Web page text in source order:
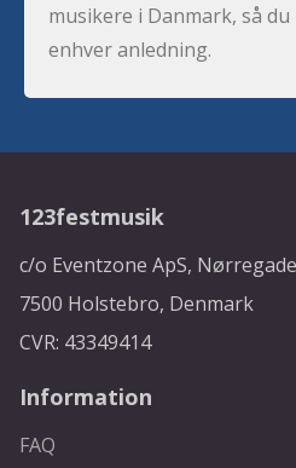
musikere i Danmark, så
enhver anledning.
123festmusik
c/o Eventzone ApS,
7500 Holstebro, Denmark
CVR: 43349414
Information
FAQ